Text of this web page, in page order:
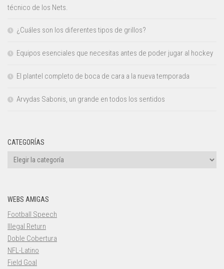
técnico de los Nets.
¿Cuáles son los diferentes tipos de grillos?
Equipos esenciales que necesitas antes de poder jugar al hockey
El plantel completo de boca de cara a la nueva temporada
Arvydas Sabonis, un grande en todos los sentidos
CATEGORÍAS
Categorías
WEBS AMIGAS
Football Speech
Illegal Return
Doble Cobertura
NFL-Latino
Field Goal